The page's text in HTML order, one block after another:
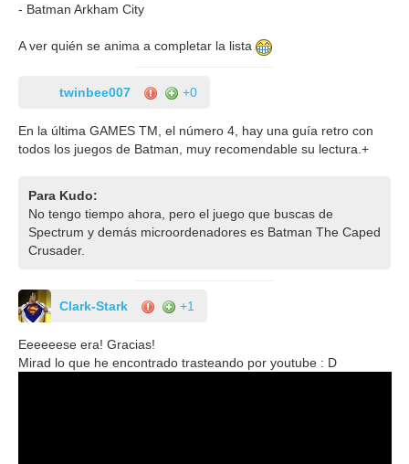
- Batman Arkham City
A ver quién se anima a completar la lista
twinbee007 +0
En la última GAMES TM, el número 4, hay una guía retro con
todos los juegos de Batman, muy recomendable su lectura.+
Para Kudo:
No tengo tiempo ahora, pero el juego que buscas de
Spectrum y demás microordenadores es Batman The Caped
Crusader.
Clark-Stark +1
Eeeeeese era! Gracias!
Mirad lo que he encontrado trasteando por youtube : D